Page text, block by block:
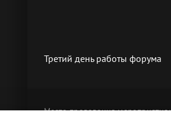
Третий день работы форума
Место проведениямероприятия: